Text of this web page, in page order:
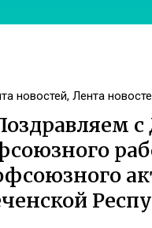
новостей, Лента